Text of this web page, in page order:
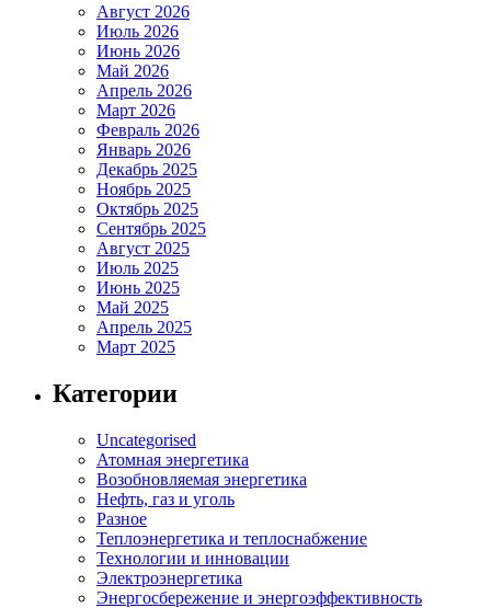
Август 2026
Июль 2026
Июнь 2026
Май 2026
Апрель 2026
Март 2026
Февраль 2026
Январь 2026
Декабрь 2025
Ноябрь 2025
Октябрь 2025
Сентябрь 2025
Август 2025
Июль 2025
Июнь 2025
Май 2025
Апрель 2025
Март 2025
Категории
Uncategorised
Атомная энергетика
Возобновляемая энергетика
Нефть, газ и уголь
Разное
Теплоэнергетика и теплоснабжение
Технологии и инновации
Электроэнергетика
Энергосбережение и энергоэффективность